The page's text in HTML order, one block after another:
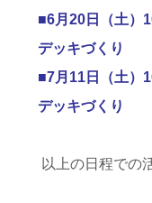
■6月20日（土）
デッキづくり
■7月11日（土）
デッキづくり
以上の日程での